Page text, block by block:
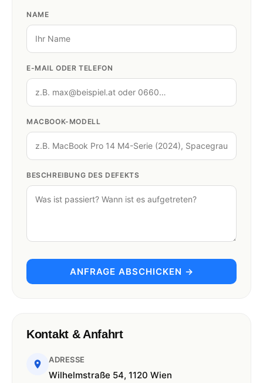
NAME
E-MAIL ODER TELEFON
MACBOOK-MODELL
BESCHREIBUNG DES DEFEKTS
ANFRAGE ABSCHICKEN →
Kontakt & Anfahrt
ADRESSE
Wilhelmstraße 54, 1120 Wien